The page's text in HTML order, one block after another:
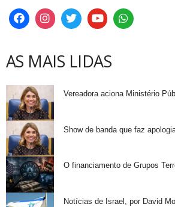
AS MAIS LIDAS
Vereadora aciona Ministério
Show de banda que faz
O financiamento de Grupos
Notícias de Israel, por David